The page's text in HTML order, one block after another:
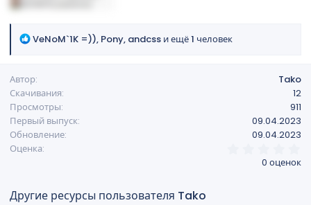
Р
к
ц
и
и
:
VeNoM`1K =)), Pony, andcss и ещё 1 человек
Автор
Tako
Скачивания
12
Просмотры
911
Первый выпуск
09.04.2023
Обновление
09.04.2023
Оценка
,
0
0 оценок
Другие ресурсы пользователя Tako